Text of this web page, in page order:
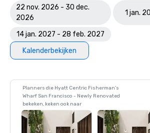
22 nov. 2026 - 30 dec.
2026
1 jan.
14 jan. 2027 - 28 feb. 2027
Kalenderbekijken
Planners die Hyatt Centric Fisherman's
Wharf San Francisco - Newly Renovated
bekeken, keken ook naar